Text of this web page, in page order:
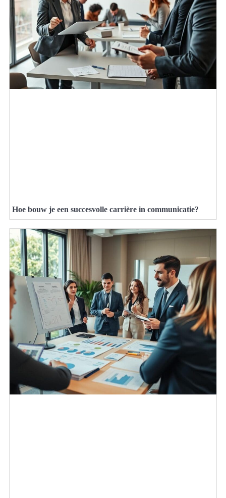
Hoe bouw je een succesvolle carrière in communicatie?